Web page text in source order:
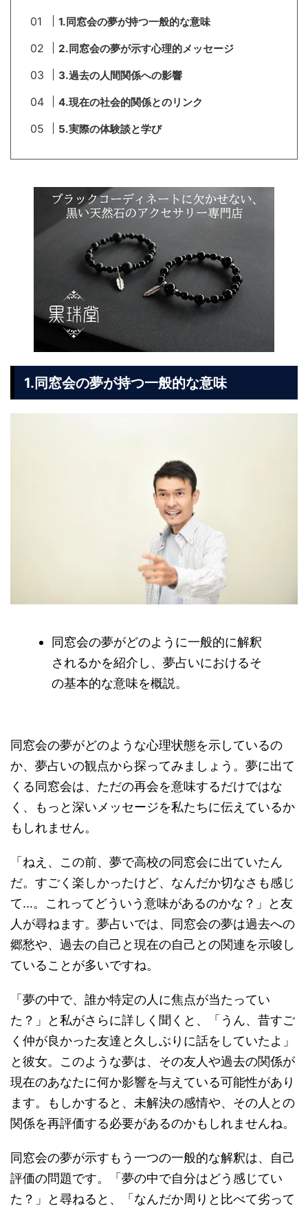
1.同窓会の夢が持つ一般的な意味
2.同窓会の夢が示す心理的メッセージ
3.過去の人間関係への影響
4.現在の社会的関係とのリンク
5.実際の体験談と学び
1.同窓会の夢が持つ一般的な意味
同窓会の夢がどのように一般的に解釈
されるかを紹介し、夢占いにおけるそ
の基本的な意味を概説。
同窓会の夢がどのような心理状態を示しているの
か、夢占いの観点から探ってみましょう。夢に出て
くる同窓会は、ただの再会を意味するだけではな
く、もっと深いメッセージを私たちに伝えているか
もしれません。
「ねえ、この前、夢で高校の同窓会に出ていたん
だ。すごく楽しかったけど、なんだか切なさも感じ
て...。これってどういう意味があるのかな？」と友
人が尋ねます。夢占いでは、同窓会の夢は過去への
郷愁や、過去の自己と現在の自己との関連を示唆し
ていることが多いですね。
「夢の中で、誰か特定の人に焦点が当たってい
た？」と私がさらに詳しく聞くと、「うん、昔すご
く仲が良かった友達と久しぶりに話をしていたよ」
と彼女。このような夢は、その友人や過去の関係が
現在のあなたに何か影響を与えている可能性があり
ます。もしかすると、未解決の感情や、その人との
関係を再評価する必要があるのかもしれませんね。
同窓会の夢が示すもう一つの一般的な解釈は、自己
評価の問題です。「夢の中で自分はどう感じてい
た？」と尋ねると、「なんだか周りと比べて劣って